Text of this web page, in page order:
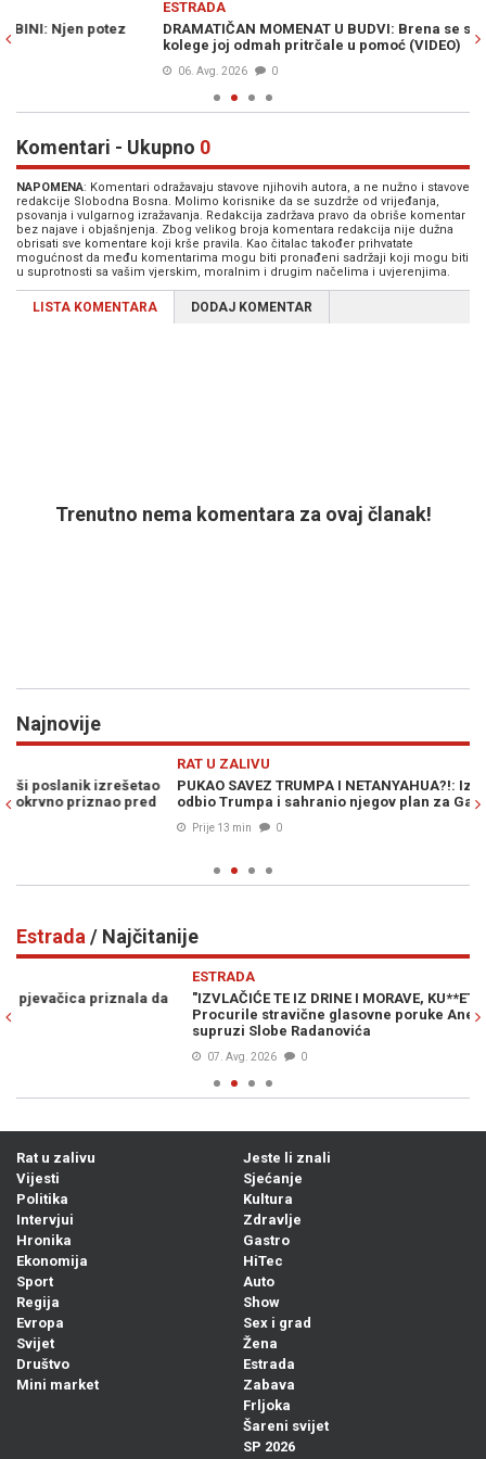
DRAMATIČAN MOMENAT U BUDVI: Brena se spotakla i pala,
kolege joj odmah pritrčale u pomoć (VIDEO)
Komentari - Ukupno 0
NAPOMENA: Komentari odražavaju stavove njihovih autora, a ne nužno i stavove
redakcije Slobodna Bosna. Molimo korisnike da se suzdrže od vrijeđanja,
psovanja i vulgarnog izražavanja. Redakcija zadržava pravo da obriše komentar
bez najave i objašnjenja. Zbog velikog broja komentara redakcija nije dužna
obrisati sve komentare koji krše pravila. Kao čitalac također prihvatate
mogućnost da među komentarima mogu biti pronađeni sadržaji koji mogu biti
u suprotnosti sa vašim vjerskim, moralnim i drugim načelima i uvjerenjima.
LISTA KOMENTARA DODAJ KOMENTAR
Trenutno nema komentara za ovaj članak!
Najnovije
PUKAO SAVEZ TRUMPA I NETANYAHUA?!: Izraelski premijer javno
odbio Trumpa i sahranio njegov plan za Gazu!
Estrada / Najčitanije
"IZVLAČIĆE TE IZ DRINE I MORAVE, KU**ETINO RASPALA!":
Procurile stravične glasovne poruke Ane Nikolić u kojima prijeti
supruzi Slobe Radanovića
Rat u zalivu
Vijesti
Politika
Intervjui
Hronika
Ekonomija
Sport
Regija
Evropa
Svijet
Društvo
Mini market
Jeste li znali
Sjećanje
Kultura
Zdravlje
Gastro
HiTec
Auto
Show
Sex i grad
Žena
Estrada
Zabava
Frljoka
Šareni svijet
SP 2026